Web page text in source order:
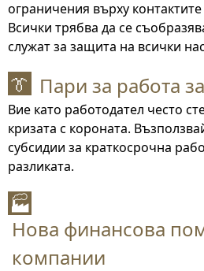
ограничения върху
Всички трябва да се
служат за защита на всички
👔 Пари за работа
Вие като работодател често
кризата с короната.
субсидии за краткосрочна
разликата.
🏭
Нова финансова
компании